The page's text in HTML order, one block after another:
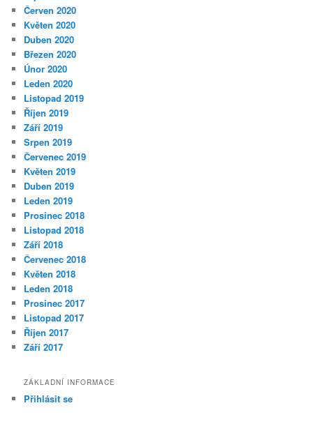
Červen 2020
Květen 2020
Duben 2020
Březen 2020
Únor 2020
Leden 2020
Listopad 2019
Říjen 2019
Září 2019
Srpen 2019
Červenec 2019
Květen 2019
Duben 2019
Leden 2019
Prosinec 2018
Listopad 2018
Září 2018
Červenec 2018
Květen 2018
Leden 2018
Prosinec 2017
Listopad 2017
Říjen 2017
Září 2017
ZÁKLADNÍ INFORMACE
Přihlásit se